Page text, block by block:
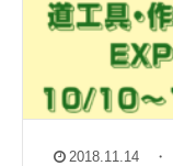
2018.11.14 ・